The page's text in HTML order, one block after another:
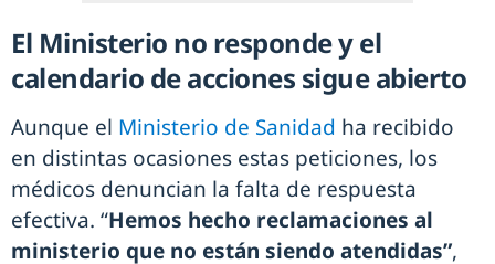
El Ministerio no responde y el
calendario de acciones sigue abierto
Aunque el Ministerio de Sanidad ha recibido
en distintas ocasiones estas peticiones, los
médicos denuncian la falta de respuesta
efectiva. “Hemos hecho reclamaciones al
ministerio que no están siendo atendidas”,